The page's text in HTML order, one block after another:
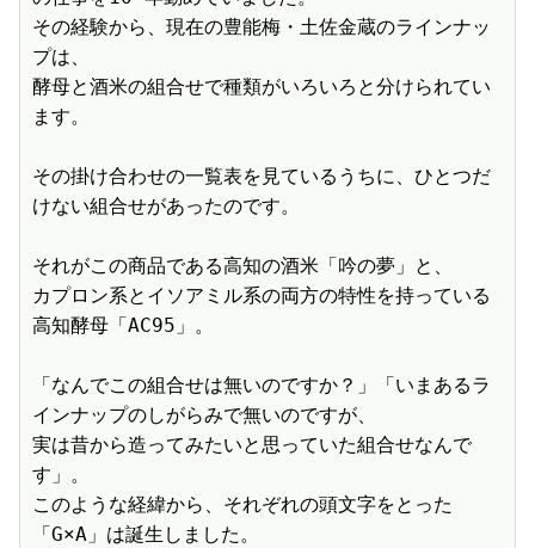
その経験から、現在の豊能梅・土佐金蔵のラインナッ
プは、
酵母と酒米の組合せで種類がいろいろと分けられてい
ます。
その掛け合わせの一覧表を見ているうちに、ひとつだ
けない組合せがあったのです。
それがこの商品である高知の酒米「吟の夢」と、
カプロン系とイソアミル系の両方の特性を持っている
高知酵母「AC95」。
「なんでこの組合せは無いのですか？」「いまあるラ
インナップのしがらみで無いのですが、
実は昔から造ってみたいと思っていた組合せなんで
す」。
このような経緯から、それぞれの頭文字をとった
「G×A」は誕生しました。